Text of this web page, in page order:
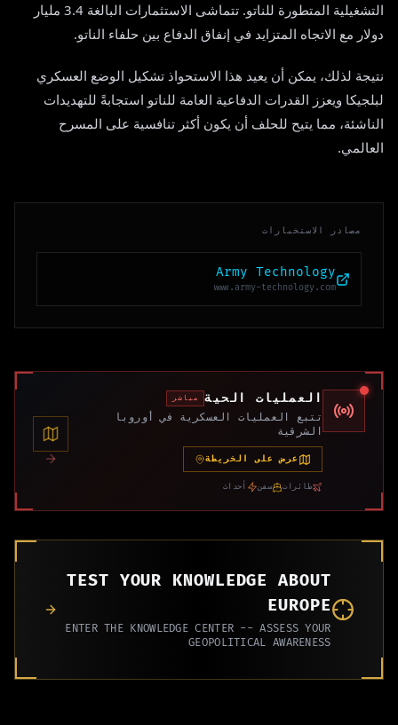
التشغيلية المتطورة للناتو. تتماشى الاستثمارات البالغة 3.4 مليار
دولار مع الاتجاه المتزايد في إنفاق الدفاع بين حلفاء الناتو.
نتيجة لذلك، يمكن أن يعيد هذا الاستحواذ تشكيل الوضع العسكري
لبلجيكا ويعزز القدرات الدفاعية العامة للناتو استجابةً للتهديدات
الناشئة، مما يتيح للحلف أن يكون أكثر تنافسية على المسرح
العالمي.
مصادر الاستخبارات
Army Technology
www.army-technology.com
العمليات الحية مباشر
تتبع العمليات العسكرية في أوروبا
الشرقية
عرض على الخريطة
طائرات سفن أحداث
TEST YOUR KNOWLEDGE ABOUT
EUROPE
ENTER THE KNOWLEDGE CENTER -- ASSESS YOUR
GEOPOLITICAL AWARENESS